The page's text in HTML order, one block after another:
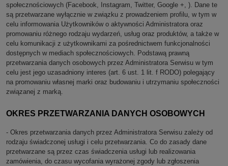
społecznościowych (Facebook, Instagram, Twitter, Google +, ). Dane te
są przetwarzane wyłącznie w związku z prowadzeniem profilu, w tym w
celu informowania Użytkowników o aktywności Administratora oraz
promowaniu różnego rodzaju wydarzeń, usług oraz produktów, a także w
celu komunikacji z użytkownikami za pośrednictwem funkcjonalności
dostępnych w mediach społecznościowych. Podstawą prawną
przetwarzania danych osobowych przez Administratora Serwisu w tym
celu jest jego uzasadniony interes (art. 6 ust. 1 lit. f RODO) polegający
na promowaniu własnej marki oraz budowaniu i utrzymaniu społeczności
związanej z marką.
OKRES PRZETWARZANIA DANYCH OSOBOWYCH
- Okres przetwarzania danych przez Administratora Serwisu zależy od
rodzaju świadczonej usługi i celu przetwarzania. Co do zasady dane
przetwarzane są przez czas świadczenia usługi lub realizowania
zamówienia, do czasu wycofania wyrażonej zgody lub zgłoszenia